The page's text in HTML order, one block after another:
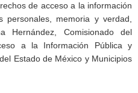
de acceso a la información
memoria y verdad,
Hernández, Comisionado del
a la Información Pública y
Estado de México y Municipios